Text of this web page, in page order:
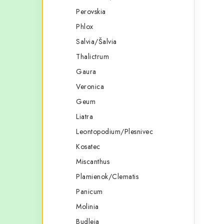
Perovskia
Phlox
Salvia/Šalvia
Thalictrum
Gaura
Veronica
Geum
Liatra
Leontopodium/Plesnivec
Kosatec
Miscanthus
Plamienok/Clematis
Panicum
Molinia
Budleja